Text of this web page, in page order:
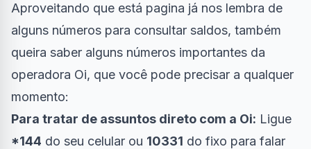
Aproveitando que está pagina já nos lembra de
alguns números para consultar saldos, também
queira saber alguns números importantes da
operadora Oi, que você pode precisar a qualquer
momento:
Para tratar de assuntos direto com a Oi: Ligue
*144 do seu celular ou 10331 do fixo para falar